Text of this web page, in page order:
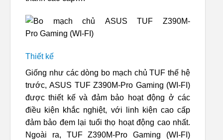
Thiết kế
Giống như các dòng bo mạch chủ TUF thế hệ
trước, ASUS TUF Z390M-Pro Gaming (WI-FI)
được thiết kế và đảm bảo hoạt động ở các
điều kiện khắc nghiệt, với linh kiện cao cấp
đảm bảo đem lại tuổi thọ hoạt động cao nhất.
Ngoài ra, TUF Z390M-Pro Gaming (WI-FI)